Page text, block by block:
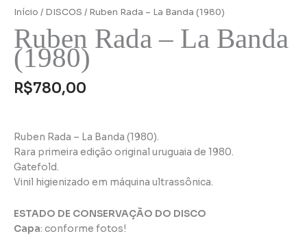
Início / DISCOS / Ruben Rada – La Banda (1980)
Ruben Rada – La Banda
(1980)
R$780,00
Ruben Rada – La Banda (1980).
Rara primeira edição original uruguaia de 1980.
Gatefold.
Vinil higienizado em máquina ultrassônica.
ESTADO DE CONSERVAÇÃO DO DISCO
Capa: conforme fotos!